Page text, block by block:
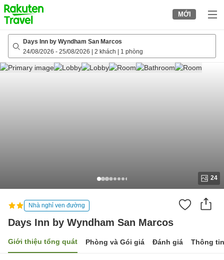
to
top
page
MỚI
Days Inn by Wyndham San Marcos
24/08/2026 - 25/08/2026 2 khách 1 phòng
24
Nhà nghỉ ven đường
Days Inn by Wyndham San Marcos
Giới thiệu tổng quát Phòng và Gói giá Đánh giá Thông